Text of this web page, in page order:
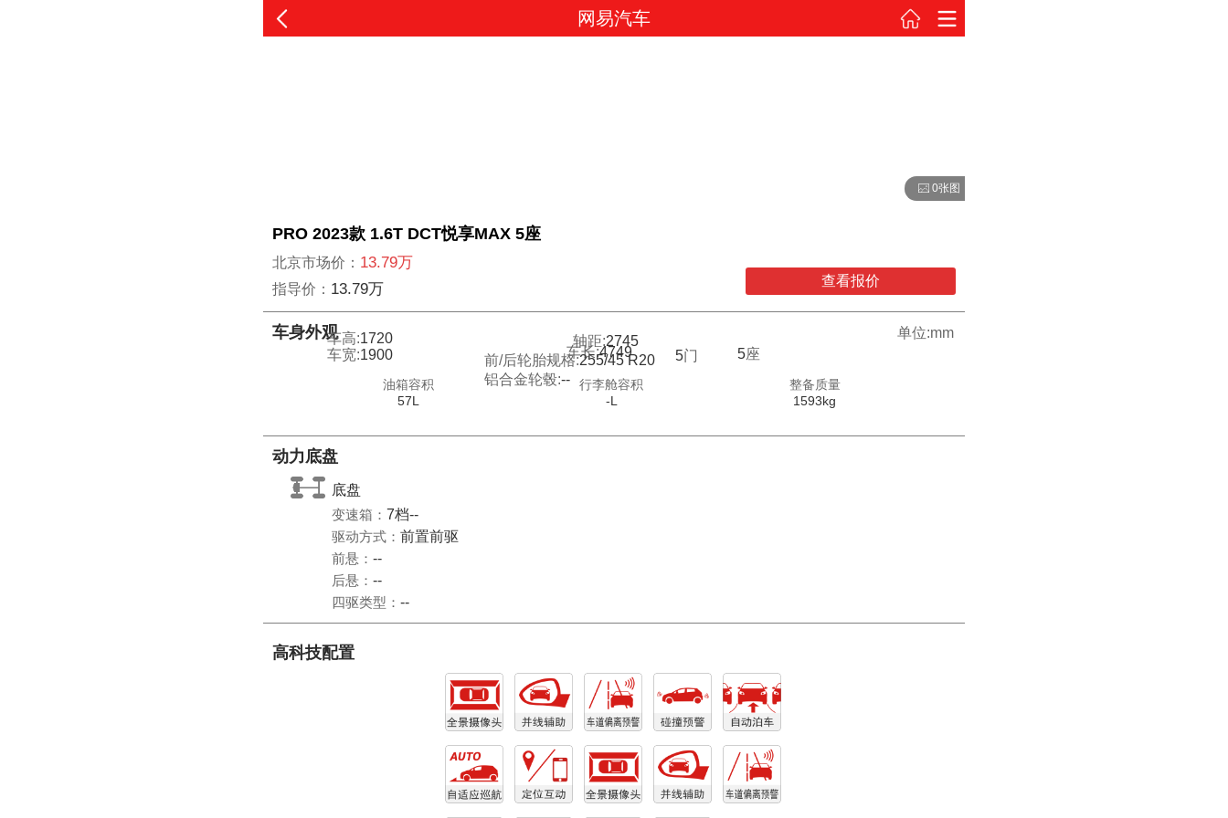
网易汽车
0张图
PRO 2023款 1.6T DCT悦享MAX 5座
北京市场价： 13.79万
指导价： 13.79万 查看报价
车身外观
单位:mm
车长:4749
车宽:1900 5座
5门
车高:1720 轴距:2745
前/后轮胎规格:255/45 R20
铝合金轮毂:--
油箱容积
57L
行李舱容积
-L
整备质量
1593kg
动力底盘
底盘
变速箱： 7档--
驱动方式： 前置前驱
前悬： --
后悬： --
四驱类型： --
高科技配置